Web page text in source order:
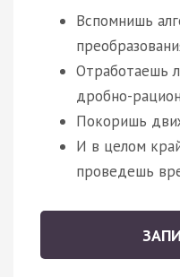
Вспомнишь
Отработаешь
дробно-
Покоришь
И в целом
проведешь